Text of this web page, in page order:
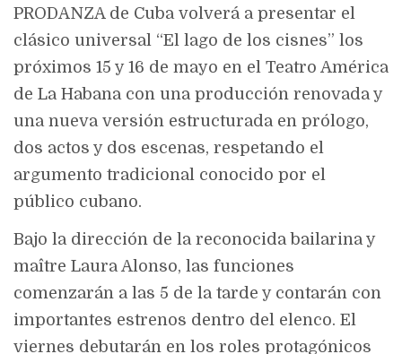
PRODANZA de Cuba volverá a presentar el
clásico universal “El lago de los cisnes” los
próximos 15 y 16 de mayo en el Teatro América
de La Habana con una producción renovada y
una nueva versión estructurada en prólogo,
dos actos y dos escenas, respetando el
argumento tradicional conocido por el
público cubano.
Bajo la dirección de la reconocida bailarina y
maître Laura Alonso, las funciones
comenzarán a las 5 de la tarde y contarán con
importantes estrenos dentro del elenco. El
viernes debutarán en los roles protagónicos